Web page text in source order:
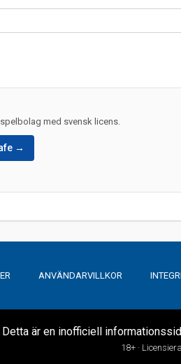
med svensk licens.
→
ANVÄNDARVILLKOR
är en inofficiell
18+ ·